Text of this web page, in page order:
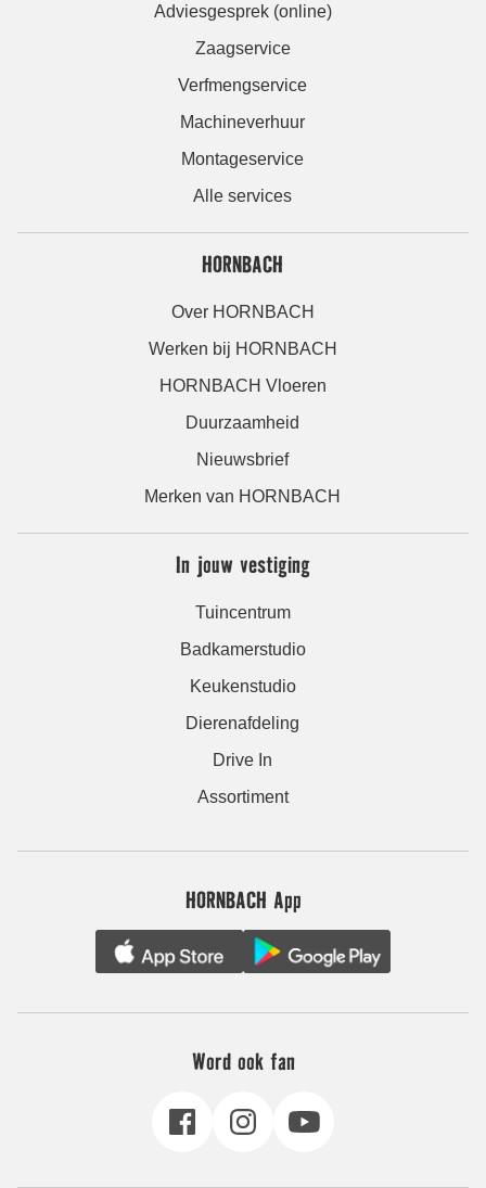
Adviesgesprek (online)
Zaagservice
Verfmengservice
Machineverhuur
Montageservice
Alle services
HORNBACH
Over HORNBACH
Werken bij HORNBACH
HORNBACH Vloeren
Duurzaamheid
Nieuwsbrief
Merken van HORNBACH
In jouw vestiging
Tuincentrum
Badkamerstudio
Keukenstudio
Dierenafdeling
Drive In
Assortiment
HORNBACH App
Word ook fan